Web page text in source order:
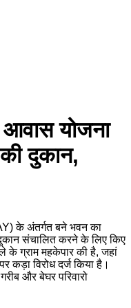
योजना
दुकान,
के अंतर्गत बने भवन का
संचालित करने के लिए किए
के ग्राम महकेपार की है, जहां
कड़ा विरोध दर्ज किया है।
और बेघर परिवारो